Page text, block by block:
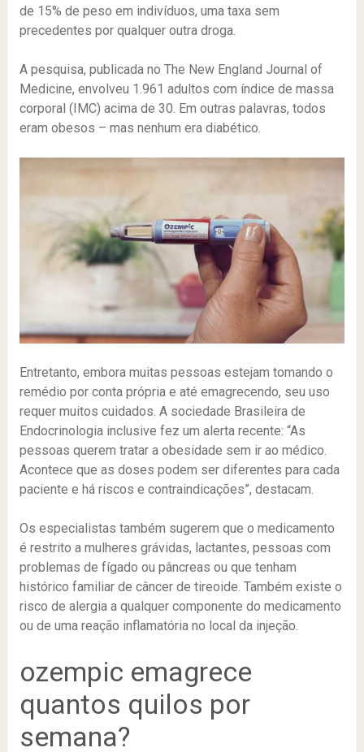
de 15% de peso em indivíduos, uma taxa sem
precedentes por qualquer outra droga.
A pesquisa, publicada no The New England Journal of
Medicine, envolveu 1.961 adultos com índice de massa
corporal (IMC) acima de 30. Em outras palavras, todos
eram obesos – mas nenhum era diabético.
Entretanto, embora muitas pessoas estejam tomando o
remédio por conta própria e até emagrecendo, seu uso
requer muitos cuidados. A sociedade Brasileira de
Endocrinologia inclusive fez um alerta recente: “As
pessoas querem tratar a obesidade sem ir ao médico.
Acontece que as doses podem ser diferentes para cada
paciente e há riscos e contraindicações”, destacam.
Os especialistas também sugerem que o medicamento
é restrito a mulheres grávidas, lactantes, pessoas com
problemas de fígado ou pâncreas ou que tenham
histórico familiar de câncer de tireoide. Também existe o
risco de alergia a qualquer componente do medicamento
ou de uma reação inflamatória no local da injeção.
ozempic emagrece
quantos quilos por
semana?